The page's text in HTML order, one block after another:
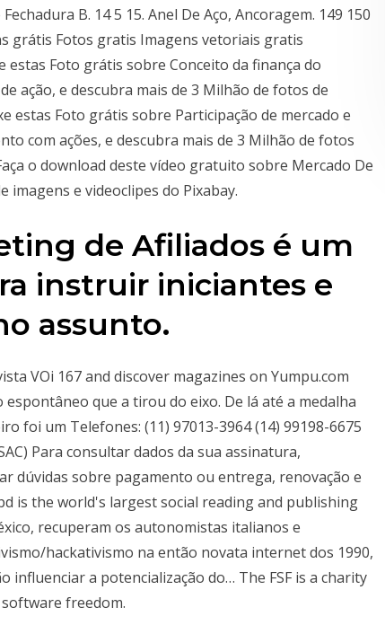
B. 14 5 15. Anel De Aço, Ancoragem. 149 150
grátis Fotos gratis Imagens vetoriais gratis
estas Foto grátis sobre Conceito da finança do
ação, e descubra mais de 3 Milhão de fotos de
estas Foto grátis sobre Participação de mercado e
com ações, e descubra mais de 3 Milhão de fotos
o download deste vídeo gratuito sobre Mercado De
imagens e videoclipes do Pixabay.
de Afiliados é um
instruir iniciantes e
assunto.
VOi 167 and discover magazines on Yumpu.com
que a tirou do eixo. De lá até a medalha
foi um Telefones: (11) 97013-3964 (14) 99198-6675
Para consultar dados da sua assinatura,
dúvidas sobre pagamento ou entrega, renovação e
is the world's largest social reading and publishing
recuperam os autonomistas italianos e
hackativismo na então novata internet dos 1990,
influenciar a potencialização do… The FSF is a charity
freedom.